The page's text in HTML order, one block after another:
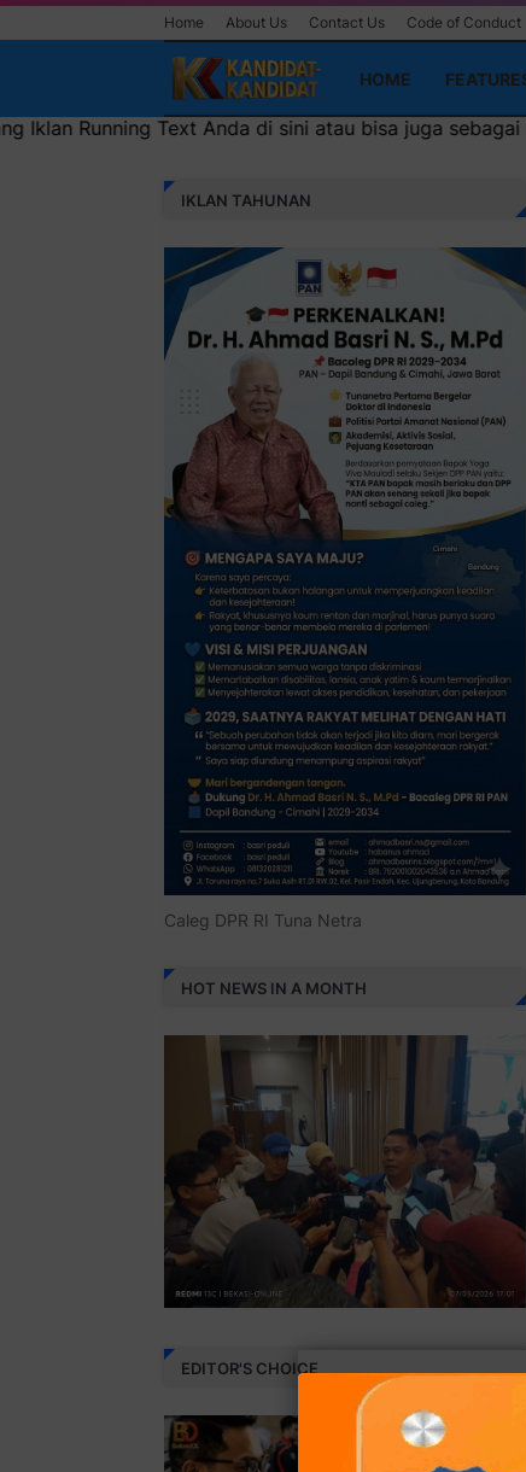
Home About Us Contact Us Code of Conduct
HOME
Anda di sini atau bisa juga sebagai iklan headliner di
IKLAN TAHUNAN
Caleg DPR RI Tuna Netra
HOT NEWS IN A MONTH
EDITOR'S CHOICE